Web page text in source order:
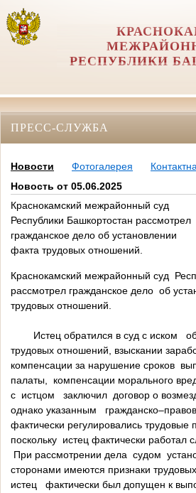
РЕСПУБЛИКИ
ПРЕСС-СЛУЖБА
Новости Фотогалерея
Новость от 05.06.2025
Краснокамский межрайонный суд
Республики Башкортостан рассмотрел
гражданское дело об установлении
факта трудовых отношений.
Краснокамский межрайонный суд
рассмотрел гражданское дело об
трудовых отношений.
Истец обратился в суд с иском об
трудовых отношений, взыскании
компенсации за нарушение сроков
палаты, компенсации морального
с истцом заключил договор о
однако указанным
фактически регулировались трудовые
поскольку истец фактически работал
При рассмотрении дела судом
сторонами имеются признаки
истец фактически был допущен к